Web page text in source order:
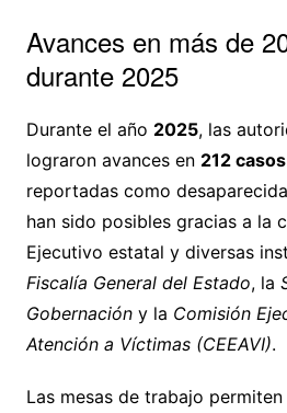
Avances en más de
durante 2025
Durante el año 2025, las
lograron avances en 212 casos
reportadas como
han sido posibles gracias a la
Ejecutivo estatal y diversas
Fiscalía General del Estado, la
Gobernacióny la Comisión
Atención a Víctimas (CEEAVI).
Las mesas de trabajo